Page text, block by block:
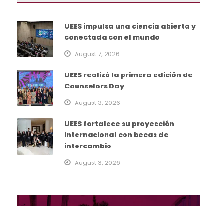
UEES impulsa una ciencia abierta y
conectada con el mundo
August 7, 2026
UEES realizó la primera edición de
Counselors Day
August 3, 2026
UEES fortalece su proyección
internacional con becas de
intercambio
August 3, 2026